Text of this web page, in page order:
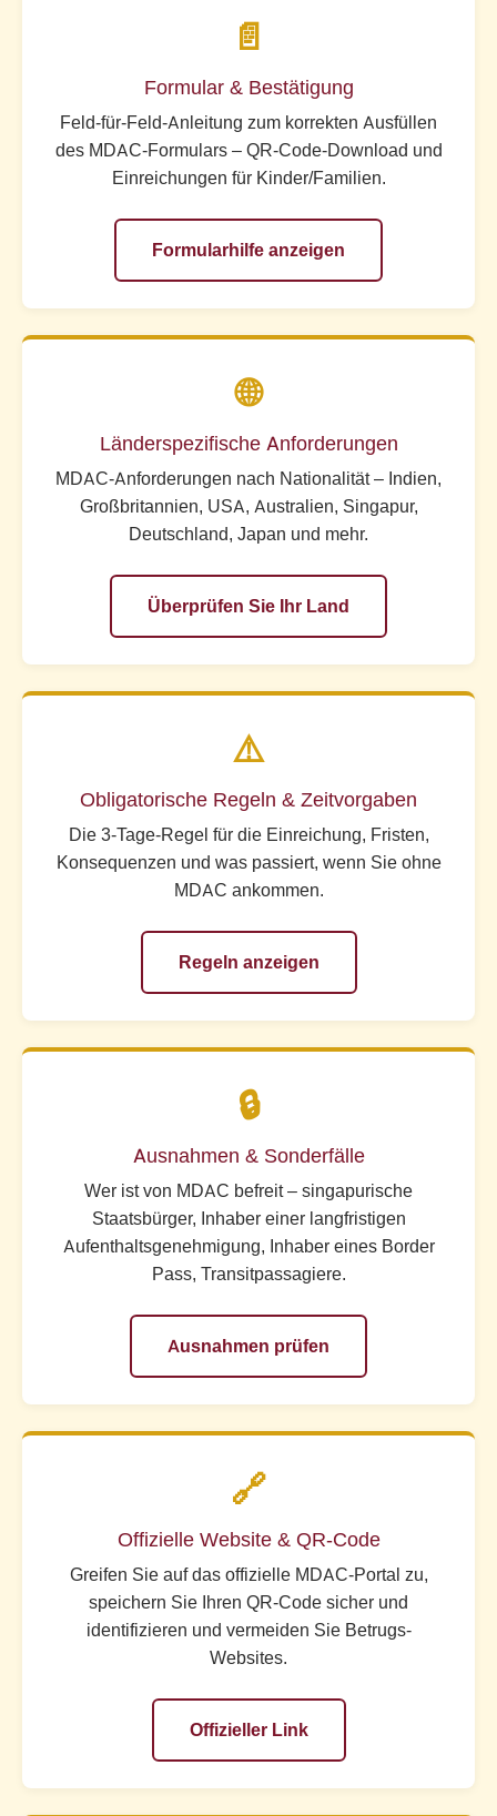
📄
Formular & Bestätigung
Feld-für-Feld-Anleitung zum korrekten Ausfüllen
des MDAC-Formulars – QR-Code-Download und
Einreichungen für Kinder/Familien.
Formularhilfe anzeigen
🌐
Länderspezifische Anforderungen
MDAC-Anforderungen nach Nationalität – Indien,
Großbritannien, USA, Australien, Singapur,
Deutschland, Japan und mehr.
Überprüfen Sie Ihr Land
⚠️
Obligatorische Regeln & Zeitvorgaben
Die 3-Tage-Regel für die Einreichung, Fristen,
Konsequenzen und was passiert, wenn Sie ohne
MDAC ankommen.
Regeln anzeigen
🔒
Ausnahmen & Sonderfälle
Wer ist von MDAC befreit – singapurische
Staatsbürger, Inhaber einer langfristigen
Aufenthaltsgenehmigung, Inhaber eines Border
Pass, Transitpassagiere.
Ausnahmen prüfen
🔗
Offizielle Website & QR-Code
Greifen Sie auf das offizielle MDAC-Portal zu,
speichern Sie Ihren QR-Code sicher und
identifizieren und vermeiden Sie Betrugs-
Websites.
Offizieller Link